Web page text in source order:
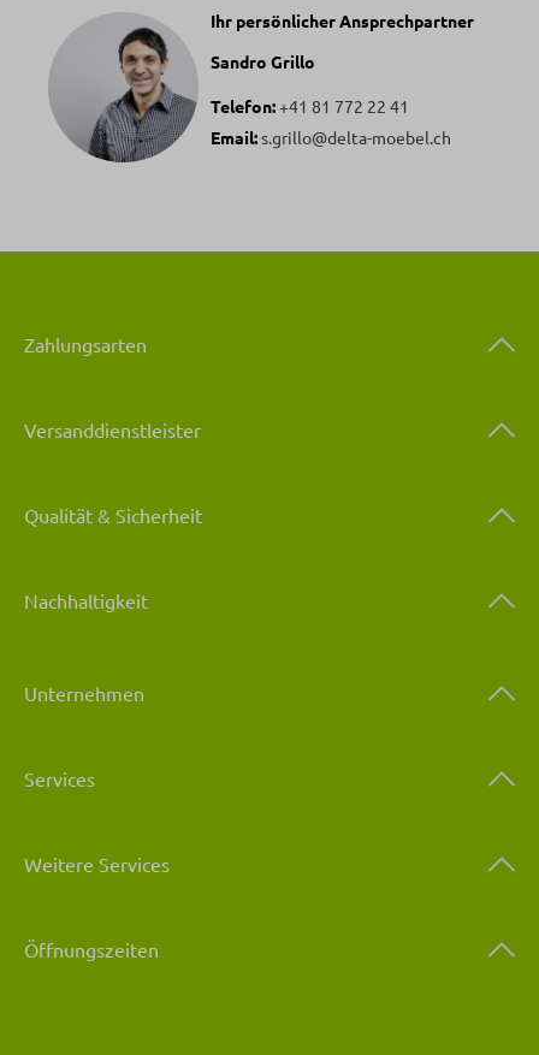
Ihr persönlicher Ansprechpartner
Sandro Grillo
Telefon:+41 81 772 22 41
Email:s.grillo@delta-moebel.ch
Zahlungsarten
Versanddienstleister
Qualität & Sicherheit
Nachhaltigkeit
Unternehmen
Services
Weitere Services
Öffnungszeiten